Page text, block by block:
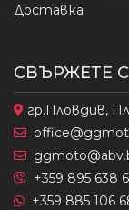
Доставка
СВЪРЖЕТЕ
гр.Пловдив,
+359 895 638
+359 885 106